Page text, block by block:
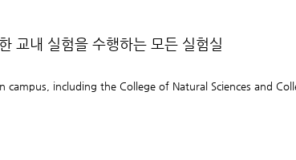
교내 실험을 수행하는 모든 실험실
including the College of Natural Sciences and